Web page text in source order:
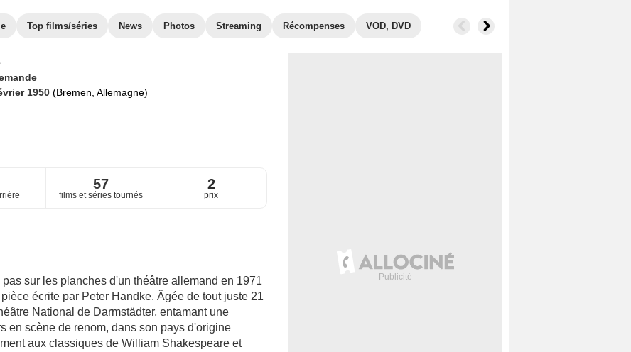
Top films/séries News Photos Streaming Récompenses VOD, DVD
1950 (Bremen, Allemagne)
57
films et séries tournés
2
prix
sur les planches d'un théâtre allemand en 1971
écrite par Peter Handke. Âgée de tout juste 21
National de Darmstädter, entamant une
en scène de renom, dans son pays d'origine
aux classiques de William Shakespeare et